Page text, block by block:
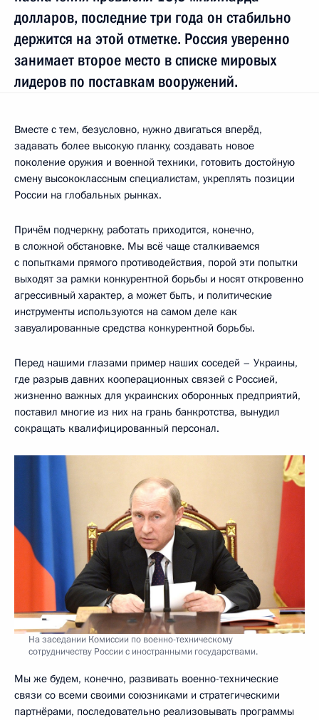
долларов, последние три года он стабильно
держится на этой отметке. Россия уверенно
занимает второе место в списке мировых
лидеров по поставкам вооружений.
Вместе с тем, безусловно, нужно двигаться вперёд,
задавать более высокую планку, создавать новое
поколение оружия и военной техники, готовить достойную
смену высококлассным специалистам, укреплять позиции
России на глобальных рынках.
Причём подчеркну, работать приходится, конечно,
в сложной обстановке. Мы всё чаще сталкиваемся
с попытками прямого противодействия, порой эти попытки
выходят за рамки конкурентной борьбы и носят откровенно
агрессивный характер, а может быть, и политические
инструменты используются на самом деле как
завуалированные средства конкурентной борьбы.
Перед нашими глазами пример наших соседей – Украины,
где разрыв давних кооперационных связей с Россией,
жизненно важных для украинских оборонных предприятий,
поставил многие из них на грань банкротства, вынудил
сокращать квалифицированный персонал.
На заседании Комиссии по военно-техническому
сотрудничеству России с иностранными государствами.
Мы же будем, конечно, развивать военно-технические
связи со всеми своими союзниками и стратегическими
партнёрами, последовательно реализовывать программы